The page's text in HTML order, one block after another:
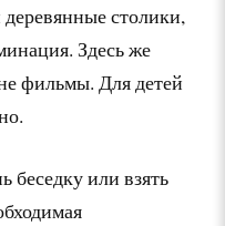
столики,
Здесь же
фильмы. Для детей
беседку или взять